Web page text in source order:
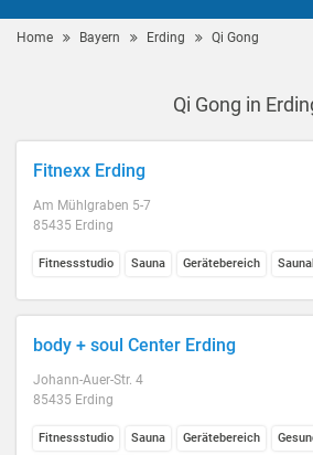
Home Bayern Erding Qi Gong
Qi Gong in
Fitnexx Erding
Am Mühlgraben 5-7
85435 Erding
Fitnessstudio Sauna Gerätebereich
body + soul Center Erding
Johann-Auer-Str. 4
85435 Erding
Fitnessstudio Sauna Gerätebereich